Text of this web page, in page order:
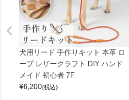
犬用リード 手作りキット 本革 ロ
ープ レザークラフト DIY ハンド
メイド 初心者 7F
¥6,200(税込)